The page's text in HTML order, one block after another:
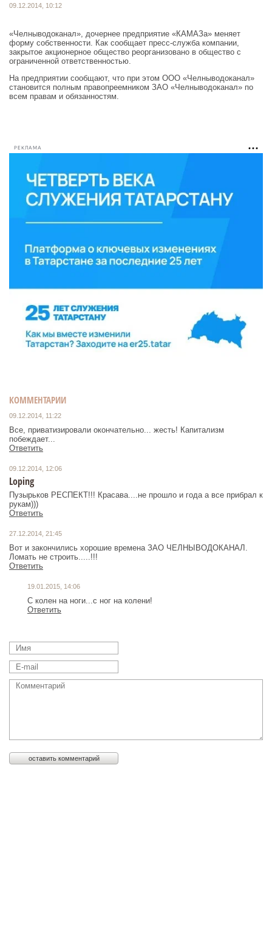
09.12.2014, 10:12
«Челныводоканал», дочернее предприятие «КАМАЗа» меняет
форму собственности. Как сообщает пресс-служба компании,
закрытое акционерное общество реорганизовано в общество с
ограниченной ответственностью.
На предприятии сообщают, что при этом ООО «Челныводоканал»
становится полным правопреемником ЗАО «Челныводоканал» по
всем правам и обязанностям.
РЕКЛАМА
КОММЕНТАРИИ
09.12.2014, 11:22
Все, приватизировали окончательно... жесть! Капитализм
побеждает...
Ответить
09.12.2014, 12:06
Loping
Пузырьков РЕСПЕКТ!!! Красава....не прошло и года а все прибрал к
рукам)))
Ответить
27.12.2014, 21:45
Вот и закончились хорошие времена ЗАО ЧЕЛНЫВОДОКАНАЛ.
Ломать не строить.....!!!
Ответить
19.01.2015, 14:06
С колен на ноги...с ног на колени!
Ответить